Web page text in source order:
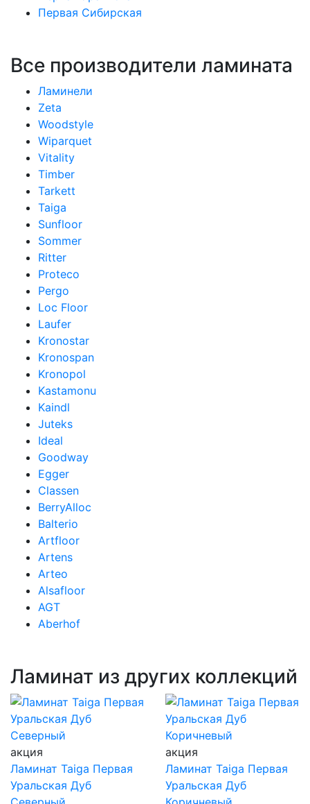
Первая Сибирская
Все производители ламината
Ламинели
Zeta
Woodstyle
Wiparquet
Vitality
Timber
Tarkett
Taiga
Sunfloor
Sommer
Ritter
Proteco
Pergo
Loc Floor
Laufer
Kronostar
Kronospan
Kronopol
Kastamonu
Kaindl
Juteks
Ideal
Goodway
Egger
Classen
BerryAlloc
Balterio
Artfloor
Artens
Arteo
Alsafloor
AGT
Aberhof
Ламинат из других коллекций
акция
Ламинат Taiga Первая
Уральская Дуб
акция
Ламинат Taiga Первая
Уральская Дуб